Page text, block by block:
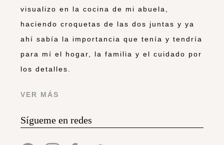
visualizo en la cocina de mi abuela,
haciendo croquetas de las dos juntas y ya
ahí sabía la importancia que tenía y tendría
para mí el hogar, la familia y el cuidado por
los detalles.
VER MÁS
Sígueme en redes